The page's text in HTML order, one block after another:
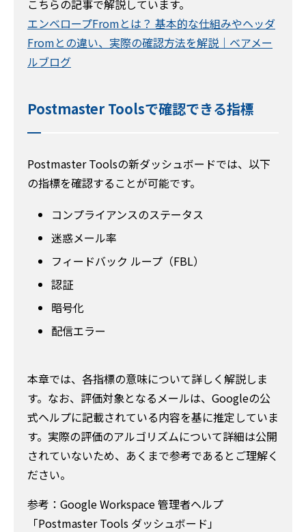
こちらの記事で解説しています。
エンベロープFromとは？ 基本的な仕組みやヘッダ
Fromとの違い、実際の確認方法を解説｜ベアメー
ルブログ
Postmaster Toolsで確認できる指標
Postmaster Toolsの新ダッシュボードでは、以下
の指標を確認することが可能です。
コンプライアンスのステータス
迷惑メール率
フィードバック ループ（FBL）
認証
暗号化
配信エラー
本章では、各指標の意味について詳しく解説しま
す。なお、評価対象となるメールは、Googleの公
式ヘルプに記載されている内容を基に推定していま
す。実際の評価のアルゴリズムについて詳細は公開
されていないため、あくまで参考であるとご理解く
ださい。
参考：Google Workspace 管理者ヘルプ
「Postmaster Tools ダッシュボード」